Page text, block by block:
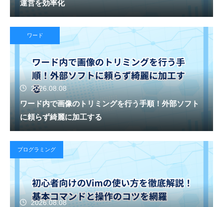
運営を効率化
ワード
2026.08.08
ワード内で画像のトリミングを行う手順！外部ソフト
に頼らず綺麗に加工する
プログラミング
2026.08.08